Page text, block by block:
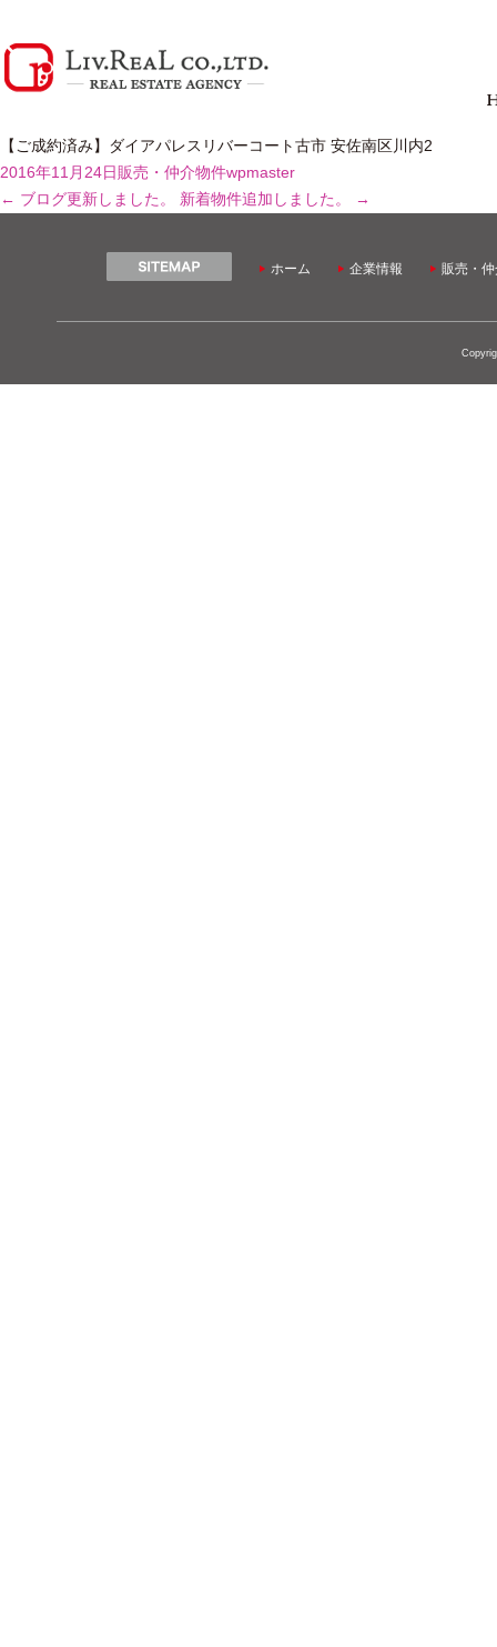
【ご成約済み】ダイアパレスリバーコート古市 安佐南区川内2
2016年11月24日 販売・仲介物件wpmaster
← ブログ更新しました。 新着物件追加しました。 →
ホーム 企業情報 販売・